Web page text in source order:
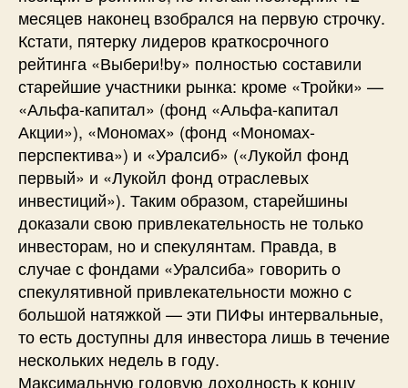
месяцев наконец взобрался на первую строчку.
Кстати, пятерку лидеров краткосрочного
рейтинга «Выбери!by» полностью составили
старейшие участники рынка: кроме «Тройки» —
«Альфа-капитал» (фонд «Альфа-капитал
Акции»), «Мономах» (фонд «Мономах-
перспектива») и «Уралсиб» («Лукойл фонд
первый» и «Лукойл фонд отраслевых
инвестиций»). Таким образом, старейшины
доказали свою привлекательность не только
инвесторам, но и спекулянтам. Правда, в
случае с фондами «Уралсиба» говорить о
спекулятивной привлекательности можно с
большой натяжкой — эти ПИФы интервальные,
то есть доступны для инвестора лишь в течение
нескольких недель в году.
Максимальную годовую доходность к концу